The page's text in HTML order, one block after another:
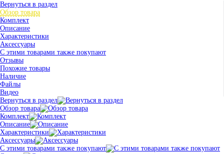
Вернуться в раздел
Обзор товара
Комплект
Описание
Характеристики
Аксессуары
С этими товарами также покупают
Отзывы
Похожие товары
Наличие
Файлы
Видео
Вернуться в раздел
Обзор товара
Комплект
Описание
Характеристики
Аксессуары
С этими товарами также покупают